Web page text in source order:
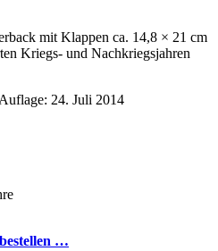
mit Klappen ca. 14,8 × 21 cm
Kriegs- und Nachkriegsjahren
24. Juli 2014
…